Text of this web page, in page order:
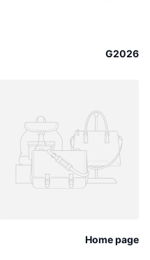
G2026
Home page